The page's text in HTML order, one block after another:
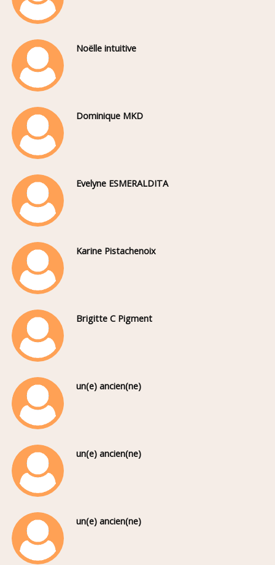
Noëlle intuitive
Dominique MKD
Evelyne ESMERALDITA
Karine Pistachenoix
Brigitte C Pigment
un(e) ancien(ne)
un(e) ancien(ne)
un(e) ancien(ne)